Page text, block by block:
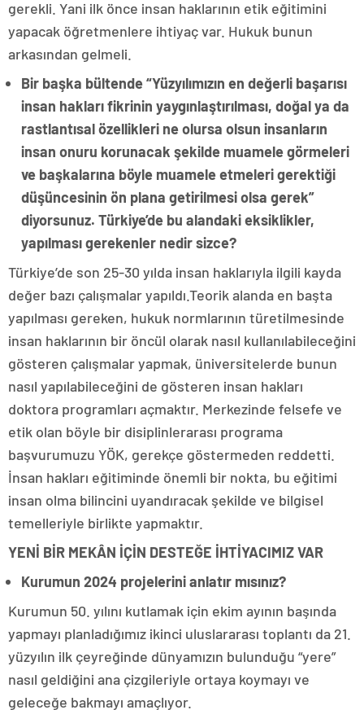
gerekli. Yani ilk önce insan haklarının etik eğitimini
yapacak öğretmenlere ihtiyaç var. Hukuk bunun
arkasından gelmeli.
Bir başka bültende “Yüzyılımızın en değerli başarısı
insan hakları fikrinin yaygınlaştırılması, doğal ya da
rastlantısal özellikleri ne olursa olsun insanların
insan onuru korunacak şekilde muamele görmeleri
ve başkalarına böyle muamele etmeleri gerektiği
düşüncesinin ön plana getirilmesi olsa gerek”
diyorsunuz. Türkiye’de bu alandaki eksiklikler,
yapılması gerekenler nedir sizce?
Türkiye’de son 25-30 yılda insan haklarıyla ilgili kayda
değer bazı çalışmalar yapıldı.Teorik alanda en başta
yapılması gereken, hukuk normlarının türetilmesinde
insan haklarının bir öncül olarak nasıl kullanılabileceğini
gösteren çalışmalar yapmak, üniversitelerde bunun
nasıl yapılabileceğini de gösteren insan hakları
doktora programları açmaktır. Merkezinde felsefe ve
etik olan böyle bir disiplinlerarası programa
başvurumuzu YÖK, gerekçe göstermeden reddetti.
İnsan hakları eğitiminde önemli bir nokta, bu eğitimi
insan olma bilincini uyandıracak şekilde ve bilgisel
temelleriyle birlikte yapmaktır.
YENİ BİR MEKÂN İÇİN DESTEĞE İHTİYACIMIZ VAR
Kurumun 2024 projelerini anlatır mısınız?
Kurumun 50. yılını kutlamak için ekim ayının başında
yapmayı planladığımız ikinci uluslararası toplantı da 21.
yüzyılın ilk çeyreğinde dünyamızın bulunduğu “yere”
nasıl geldiğini ana çizgileriyle ortaya koymayı ve
geleceğe bakmayı amaçlıyor.